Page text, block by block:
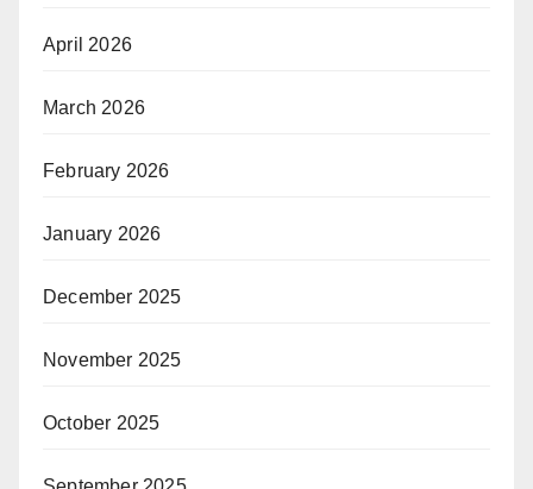
April 2026
March 2026
February 2026
January 2026
December 2025
November 2025
October 2025